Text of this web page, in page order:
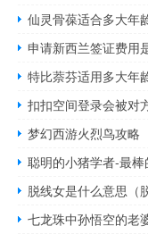
仙灵骨葆适合多大年
申请新西兰签证费用
特比萘芬适用多大年
扣扣空间登录会被对
梦幻西游火烈鸟攻略
脱线女是什么意思（
七龙珠中孙悟空的老